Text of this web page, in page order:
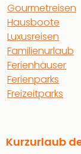
Gourmetreisen
Hausboote
Luxusreisen
Familienurlaub
Ferienhäuser
Ferienparks
Freizeitparks
Kurzurlaub